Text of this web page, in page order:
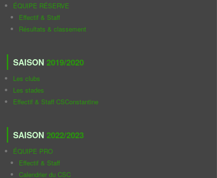
ÉQUIPE RÉSERVE
Effectif & Staff
Résultats & classement
SAISON 2019/2020
Les clubs
Les stades
Effectif & Staff CSConstantine
SAISON 2022/2023
ÉQUIPE PRO
Effectif & Staff
Calendrier du CSC